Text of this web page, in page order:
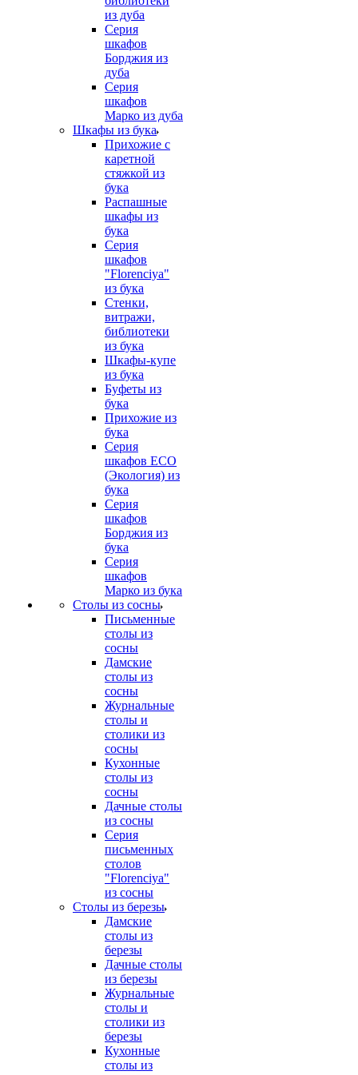
из дуба
Серия
шкафов
Борджия из
дуба
Серия
шкафов
Марко из дуба
Шкафы из бука
Прихожие с
каретной
стяжкой из
бука
Распашные
шкафы из
бука
Серия
шкафов
"Florenciya"
из бука
Стенки,
витражи,
библиотеки
из бука
Шкафы-купе
из бука
Буфеты из
бука
Прихожие из
бука
Серия
шкафов ECO
(Экология) из
бука
Серия
шкафов
Борджия из
бука
Серия
шкафов
Марко из бука
Столы из сосны
Письменные
столы из
сосны
Дамские
столы из
сосны
Журнальные
столы и
столики из
сосны
Кухонные
столы из
сосны
Дачные столы
из сосны
Серия
письменных
столов
"Florenciya"
из сосны
Столы из березы
Дамские
столы из
березы
Дачные столы
из березы
Журнальные
столы и
столики из
березы
Кухонные
столы из